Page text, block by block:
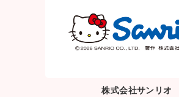
株式会社サンリオ